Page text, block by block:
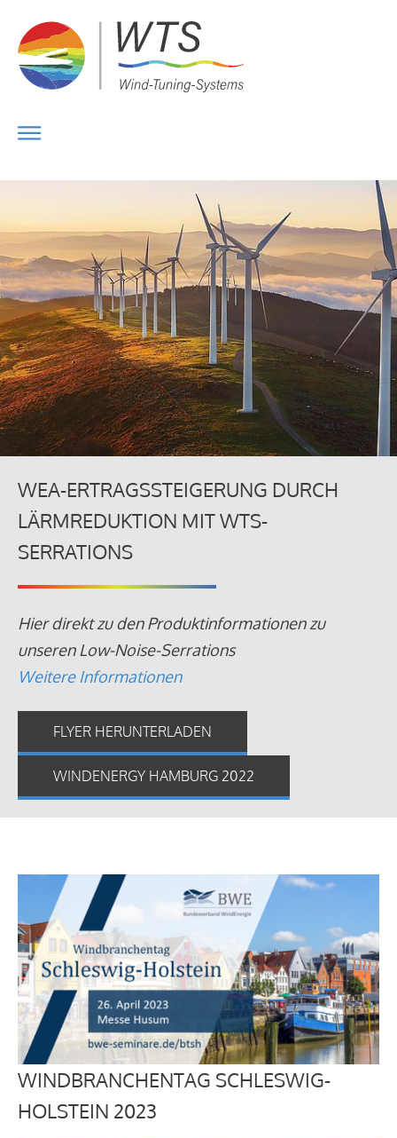
WEA-ERTRAGSSTEIGERUNG DURCH
LÄRMREDUKTION MIT WTS-
SERRATIONS
Hier direkt zu den Produktinformationen zu
unseren Low-Noise-Serrations
Weitere Informationen
FLYER HERUNTERLADEN
WINDENERGY HAMBURG 2022
WINDBRANCHENTAG SCHLESWIG-
HOLSTEIN 2023